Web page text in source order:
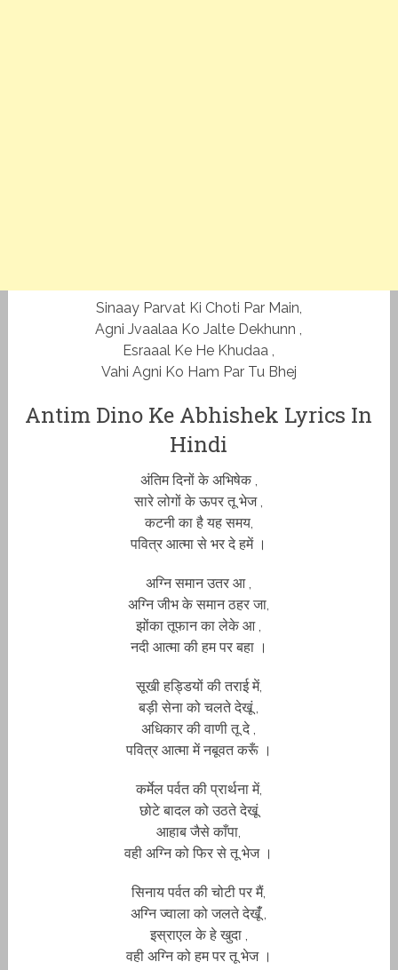
Sinaay Parvat Ki Choti Par Main,
Agni Jvaalaa Ko Jalte Dekhunn ,
Esraaal Ke He Khudaa ,
Vahi Agni Ko Ham Par Tu Bhej
Antim Dino Ke Abhishek Lyrics In
Hindi
अंतिम दिनों के अभिषेक ,
सारे लोगों के ऊपर तू भेज ,
कटनी का है यह समय,
पवित्र आत्मा से भर दे हमें ।
अग्नि समान उतर आ ,
अग्नि जीभ के समान ठहर जा,
झोंका तूफान का लेके आ ,
नदी आत्मा की हम पर बहा ।
सूखी हड्डियों की तराई में,
बड़ी सेना को चलते देखूं ,
अधिकार की वाणी तू दे ,
पवित्र आत्मा में नबूवत करूँ ।
कर्मेल पर्वत की प्रार्थना में,
छोटे बादल को उठते देखूं
आहाब जैसे काँपा,
वही अग्नि को फिर से तू भेज ।
सिनाय पर्वत की चोटी पर मैं,
अग्नि ज्वाला को जलते देखूंँ ,
इस्राएल के हे खुदा ,
वही अग्नि को हम पर तू भेज ।